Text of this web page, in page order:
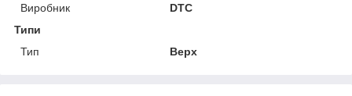
Виробник
DTC
Типи
Тип
Верх